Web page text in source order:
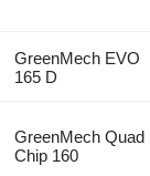
GreenMech EVO
165 D
GreenMech Quad
Chip 160